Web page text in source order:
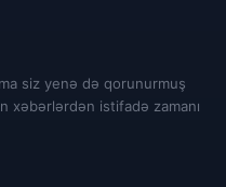
siz yenə də qorunurmuş
xəbərlərdən istifadə zamanı